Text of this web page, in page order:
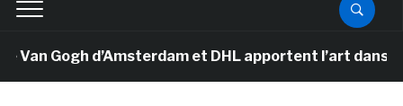
Van Gogh d’Amsterdam et DHL apportent l’art dans